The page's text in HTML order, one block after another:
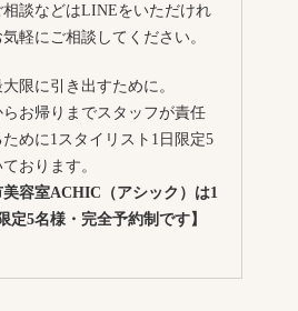
談などはLINEをいただけれ
軽にご相談してください。
限に引き出すために。
お帰りまでスタッフが責任
めに1スタイリスト1日限定5
おります。
美容室ACHIC（アシック）は1
定5名様・完全予約制です】